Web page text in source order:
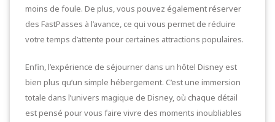
moins de foule. De plus, vous pouvez également réserver
des FastPasses à l’avance, ce qui vous permet de réduire
votre temps d’attente pour certaines attractions populaires.
Enfin, l’expérience de séjourner dans un hôtel Disney est
bien plus qu’un simple hébergement. C’est une immersion
totale dans l’univers magique de Disney, où chaque détail
est pensé pour vous faire vivre des moments inoubliables